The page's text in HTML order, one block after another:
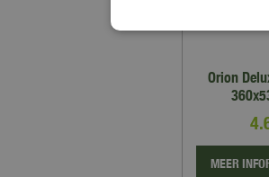
Orion
MEER